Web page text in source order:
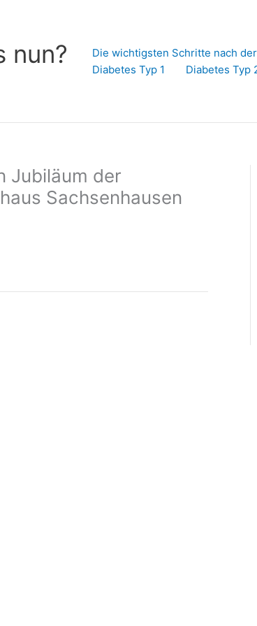
nun? Die wichtigsten Schritte nach
Diabetes Typ 1
Diabetes Typ
Jubiläum der
Sachsenhausen